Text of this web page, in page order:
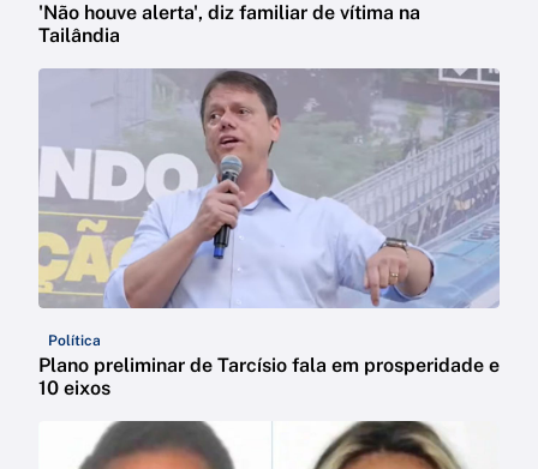
'Não houve alerta', diz familiar de vítima na
Tailândia
Política
Plano preliminar de Tarcísio fala em prosperidade e
10 eixos